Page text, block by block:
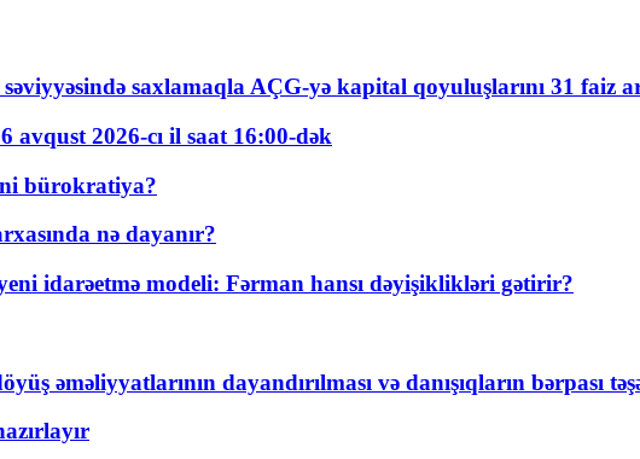
saxlamaqla AÇG-yə kapital qoyuluşlarını 31 faiz
avqust 2026-cı il saat 16:00-dək
bürokratiya?
nə dayanır?
idarəetmə modeli: Fərman hansı dəyişiklikləri gətirir?
əməliyyatlarının dayandırılması və danışıqların bərpası